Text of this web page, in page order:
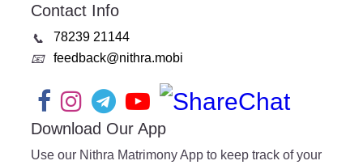
Contact Info
📞
78239 21144
📧
feedback@nithra.mobi
Download Our App
Use our Nithra Matrimony App to keep track of your